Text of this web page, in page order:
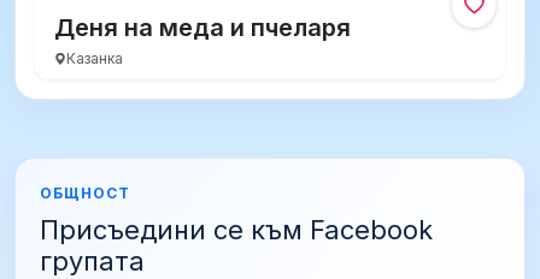
Деня на меда и пчеларя
Казанка
ОБЩНОСТ
Присъедини се към Facebook
групата